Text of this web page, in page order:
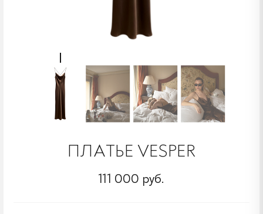
ПЛАТЬЕ VESPER
111 000 руб.